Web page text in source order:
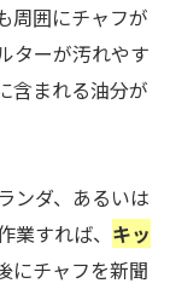
周囲にチャフが
ターが汚れやす
含まれる油分が
ンダ、あるいは
すれば、 キッ
にチャフを新聞